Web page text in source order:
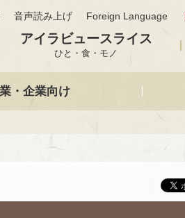
音声読み上げ Foreign Language
アイラビュースライス
ひと・食・モノ
・企業向け